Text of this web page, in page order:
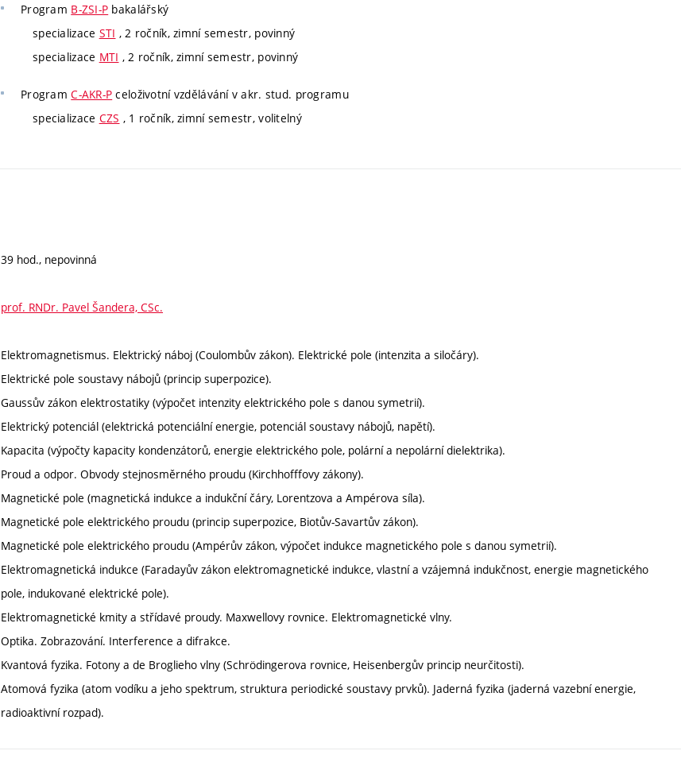
Program B-ZSI-P bakalářský
specializace STI , 2 ročník, zimní semestr, povinný
specializace MTI , 2 ročník, zimní semestr, povinný
ProgramC-AKR-P celoživotní vzdělávání v akr. stud. programu
specializace CZS , 1 ročník, zimní semestr, volitelný
39 hod., nepovinná
prof. RNDr. Pavel Šandera, CSc.
Elektromagnetismus. Elektrický náboj (Coulombův zákon). Elektrické pole (intenzita a siločáry).
Elektrické pole soustavy nábojů (princip superpozice).
Gaussův zákon elektrostatiky (výpočet intenzity elektrického pole s danou symetrií).
Elektrický potenciál (elektrická potenciální energie, potenciál soustavy nábojů, napětí).
Kapacita (výpočty kapacity kondenzátorů, energie elektrického pole, polární a nepolární dielektrika).
Proud a odpor. Obvody stejnosměrného proudu (Kirchhofffovy zákony).
Magnetické pole (magnetická indukce a indukční čáry, Lorentzova a Ampérova síla).
Magnetické pole elektrického proudu (princip superpozice, Biotův-Savartův zákon).
Magnetické pole elektrického proudu (Ampérův zákon, výpočet indukce magnetického pole s danou symetrií).
Elektromagnetická indukce (Faradayův zákon elektromagnetické indukce, vlastní a vzájemná indukčnost, energie magnetického
pole, indukované elektrické pole).
Elektromagnetické kmity a střídavé proudy. Maxwellovy rovnice. Elektromagnetické vlny.
Optika. Zobrazování. Interference a difrakce.
Kvantová fyzika. Fotony a de Broglieho vlny (Schrödingerova rovnice, Heisenbergův princip neurčitosti).
Atomová fyzika (atom vodíku a jeho spektrum, struktura periodické soustavy prvků). Jaderná fyzika (jaderná vazební energie,
radioaktivní rozpad).